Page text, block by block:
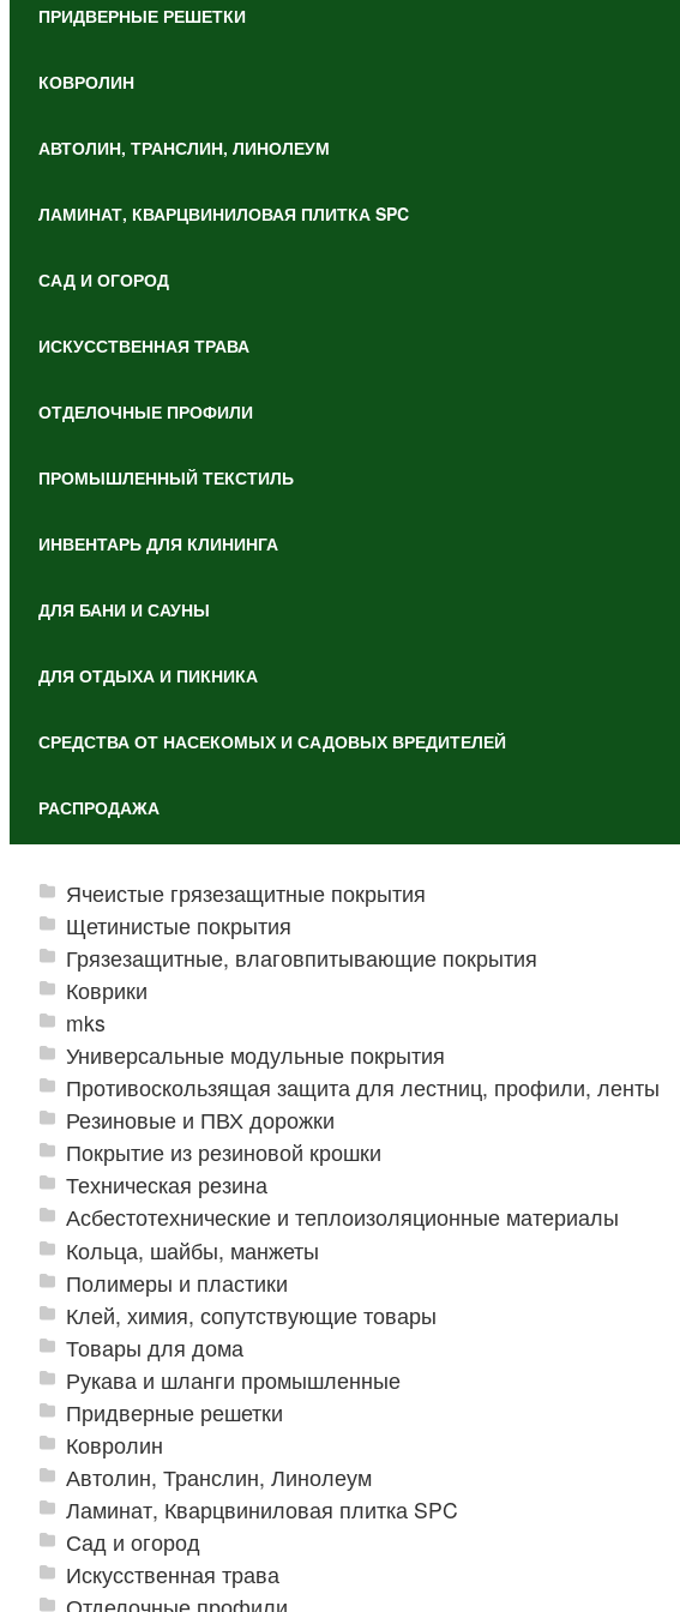
ПРИДВЕРНЫЕ РЕШЕТКИ
КОВРОЛИН
АВТОЛИН, ТРАНСЛИН, ЛИНОЛЕУМ
ЛАМИНАТ, КВАРЦВИНИЛОВАЯ ПЛИТКА SPC
САД И ОГОРОД
ИСКУССТВЕННАЯ ТРАВА
ОТДЕЛОЧНЫЕ ПРОФИЛИ
ПРОМЫШЛЕННЫЙ ТЕКСТИЛЬ
ИНВЕНТАРЬ ДЛЯ КЛИНИНГА
ДЛЯ БАНИ И САУНЫ
ДЛЯ ОТДЫХА И ПИКНИКА
СРЕДСТВА ОТ НАСЕКОМЫХ И САДОВЫХ ВРЕДИТЕЛЕЙ
РАСПРОДАЖА
Ячеистые грязезащитные покрытия
Щетинистые покрытия
Грязезащитные, влаговпитывающие покрытия
Коврики
mks
Универсальные модульные покрытия
Противоскользящая защита для лестниц, профили, ленты
Резиновые и ПВХ дорожки
Покрытие из резиновой крошки
Техническая резина
Асбестотехнические и теплоизоляционные материалы
Кольца, шайбы, манжеты
Полимеры и пластики
Клей, химия, сопутствующие товары
Товары для дома
Рукава и шланги промышленные
Придверные решетки
Ковролин
Автолин, Транслин, Линолеум
Ламинат, Кварцвиниловая плитка SPC
Сад и огород
Искусственная трава